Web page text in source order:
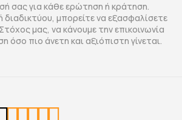
σας για κάθε ερώτηση ή κράτηση.
μπορείτε να εξασφαλίσετε
μας, να κάνουμε την επικοινωνία
όσο πιο άνετη και αξιόπιστη γίνεται.